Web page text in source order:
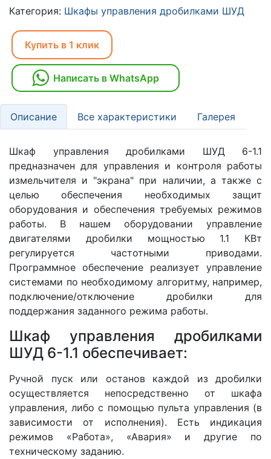
Категория: Шкафы управления дробилками ШУД
Купить в 1 клик
Написать в WhatsApp
Описание Все характеристики Галерея
Шкаф управления дробилками ШУД 6-1.1
предназначен для управления и контроля работы
измельчителя и "экрана" при наличии, а также с
целью обеспечения необходимых защит
оборудования и обеспечения требуемых режимов
работы. В нашем оборудовании управление
двигателями дробилки мощностью 1.1 КВт
регулируется частотными приводами.
Программное обеспечение реализует управление
системами по необходимому алгоритму, например,
подключение/отключение дробилки для
поддержания заданного режима работы.
Шкаф управления дробилками
ШУД 6-1.1 обеспечивает:
Ручной пуск или останов каждой из дробилки
осуществляется непосредственно от шкафа
управления, либо с помощью пульта управления (в
зависимости от исполнения). Есть индикация
режимов «Работа», «Авария» и другие по
техническому заданию.